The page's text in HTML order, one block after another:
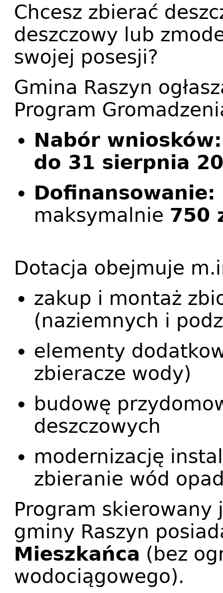
Chcesz zbierać
deszczowy lub
swojej posesji?
Gmina Raszyn
Program
Nabór
do 31 sierpnia
maksymalnie 750
Dotacja obejmuje
zakup i montaż
(naziemnych i
elementy
zbieracze wody)
budowę
deszczowych
modernizację
zbieranie wód
Program skierowany
gminy Raszyn
Mieszkańca (bez
wodociągowego).